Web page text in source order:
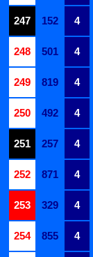
247
152 4
248
501 4
249
819 4
250
492 4
251
257 4
252
871 4
253
329 4
254
855 4